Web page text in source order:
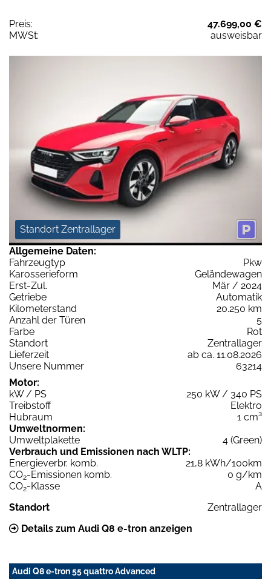
Preis:
47.699,00 €
MWSt:
ausweisbar
Standort Zentrallager
Allgemeine Daten:
Fahrzeugtyp
Pkw
Karosserieform
Geländewagen
Erst-Zul.
Mär / 2024
Getriebe
Automatik
Kilometerstand
20.250 km
Anzahl der Türen
5
Farbe
Rot
Standort
Zentrallager
Lieferzeit
ab ca. 11.08.2026
Unsere Nummer
63214
Motor:
kW / PS
250 kW / 340 PS
Treibstoff
Elektro
Hubraum
1 cm³
Umweltnormen:
Umweltplakette
4 (Green)
Verbrauch und Emissionen nach WLTP:
Energieverbr. komb.
21,8 kWh/100km
CO2-Emissionen komb.
0 g/km
CO2-Klasse
A
Standort
Zentrallager
Details zum Audi Q8 e-tron anzeigen
Audi Q8 e-tron 55 quattro Advanced